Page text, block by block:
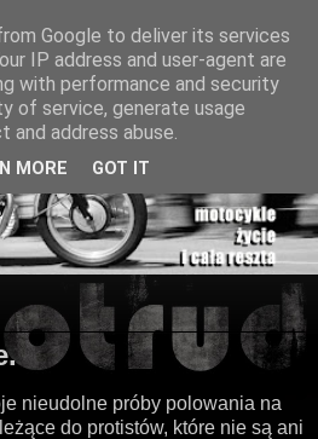
nieudolne próby polowania na
do protistów, które nie są ani
Google to deliver its services
IP address and user-agent are
with performance and security
of service, generate usage
address abuse.
MORE GOT IT